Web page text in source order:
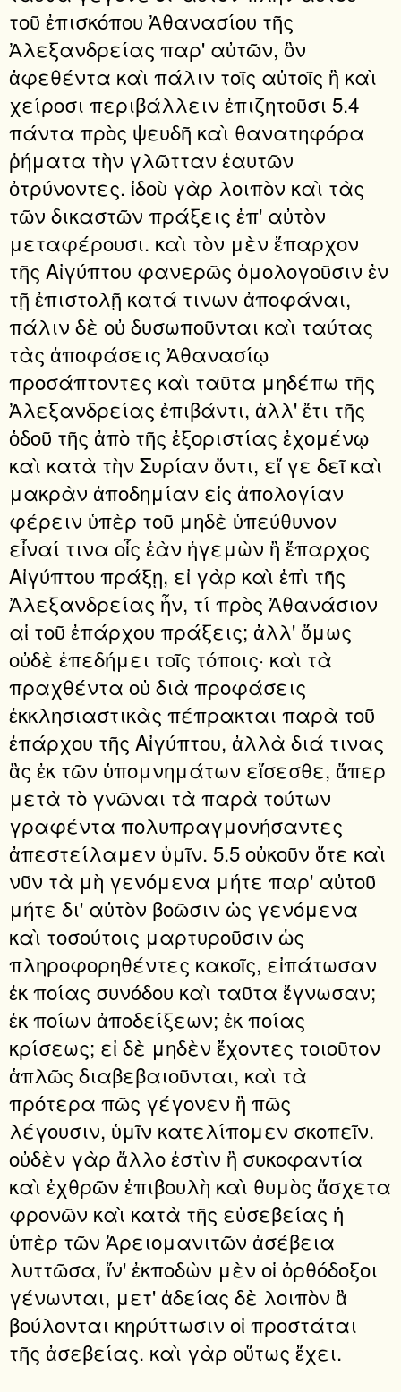
τοῦ ἐπισκόπου Ἀθανασίου τῆς
Ἀλεξανδρείας παρ' αὐτῶν, ὃν
ἀφεθέντα καὶ πάλιν τοῖς αὐτοῖς ἢ καὶ
χείροσι περιβάλλειν ἐπιζητοῦσι 5.4
πάντα πρὸς ψευδῆ καὶ θανατηφόρα
ῥήματα τὴν γλῶτταν ἑαυτῶν
ὀτρύνοντες. ἰδοὺ γὰρ λοιπὸν καὶ τὰς
τῶν δικαστῶν πράξεις ἐπ' αὐτὸν
μεταφέρουσι. καὶ τὸν μὲν ἔπαρχον
τῆς Αἰγύπτου φανερῶς ὁμολογοῦσιν ἐν
τῇ ἐπιστολῇ κατά τινων ἀποφάναι,
πάλιν δὲ οὐ δυσωποῦνται καὶ ταύτας
τὰς ἀποφάσεις Ἀθανασίῳ
προσάπτοντες καὶ ταῦτα μηδέπω τῆς
Ἀλεξανδρείας ἐπιβάντι, ἀλλ' ἔτι τῆς
ὁδοῦ τῆς ἀπὸ τῆς ἐξοριστίας ἐχομένῳ
καὶ κατὰ τὴν Συρίαν ὄντι, εἴ γε δεῖ καὶ
μακρὰν ἀποδημίαν εἰς ἀπολογίαν
φέρειν ὑπὲρ τοῦ μηδὲ ὑπεύθυνον
εἶναί τινα οἷς ἐὰν ἡγεμὼν ἢ ἔπαρχος
Αἰγύπτου πράξῃ, εἰ γὰρ καὶ ἐπὶ τῆς
Ἀλεξανδρείας ἦν, τί πρὸς Ἀθανάσιον
αἱ τοῦ ἐπάρχου πράξεις; ἀλλ' ὅμως
οὐδὲ ἐπεδήμει τοῖς τόποις· καὶ τὰ
πραχθέντα οὐ διὰ προφάσεις
ἐκκλησιαστικὰς πέπρακται παρὰ τοῦ
ἐπάρχου τῆς Αἰγύπτου, ἀλλὰ διά τινας
ἃς ἐκ τῶν ὑπομνημάτων εἴσεσθε, ἅπερ
μετὰ τὸ γνῶναι τὰ παρὰ τούτων
γραφέντα πολυπραγμονήσαντες
ἀπεστείλαμεν ὑμῖν. 5.5 οὐκοῦν ὅτε καὶ
νῦν τὰ μὴ γενόμενα μήτε παρ' αὐτοῦ
μήτε δι' αὐτὸν βοῶσιν ὡς γενόμενα
καὶ τοσούτοις μαρτυροῦσιν ὡς
πληροφορηθέντες κακοῖς, εἰπάτωσαν
ἐκ ποίας συνόδου καὶ ταῦτα ἔγνωσαν;
ἐκ ποίων ἀποδείξεων; ἐκ ποίας
κρίσεως; εἰ δὲ μηδὲν ἔχοντες τοιοῦτον
ἁπλῶς διαβεβαιοῦνται, καὶ τὰ
πρότερα πῶς γέγονεν ἢ πῶς
λέγουσιν, ὑμῖν κατελίπομεν σκοπεῖν.
οὐδὲν γὰρ ἄλλο ἐστὶν ἢ συκοφαντία
καὶ ἐχθρῶν ἐπιβουλὴ καὶ θυμὸς ἄσχετα
φρονῶν καὶ κατὰ τῆς εὐσεβείας ἡ
ὑπὲρ τῶν Ἀρειομανιτῶν ἀσέβεια
λυττῶσα, ἵν' ἐκποδὼν μὲν οἱ ὀρθόδοξοι
γένωνται, μετ' ἀδείας δὲ λοιπὸν ἃ
βούλονται κηρύττωσιν οἱ προστάται
τῆς ἀσεβείας. καὶ γὰρ οὕτως ἔχει.